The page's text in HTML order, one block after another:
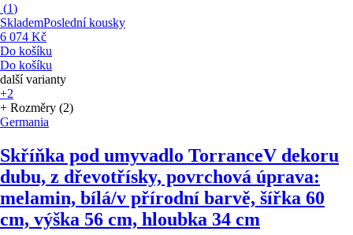
(1)
SklademPoslední kousky
6 074 Kč
Do košíku
Do košíku
další varianty
+2
+ Rozměry (2)
Germania
Skříňka pod umyvadlo TorranceV dekoru
dubu, z dřevotřísky, povrchová úprava:
melamin, bílá/v přírodní barvě, šířka 60
cm, výška 56 cm, hloubka 34 cm